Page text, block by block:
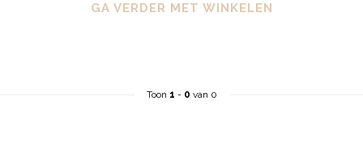
GA VERDER MET WINKELEN
Toon 1 - 0 van 0